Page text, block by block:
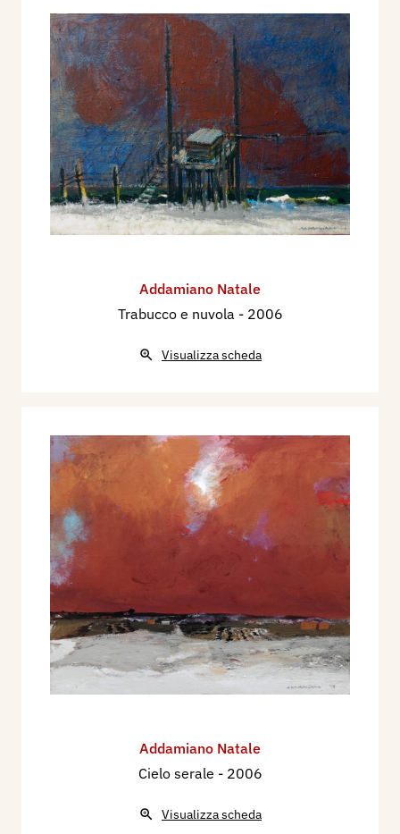
Addamiano Natale
Trabucco e nuvola - 2006
Visualizza scheda
Addamiano Natale
Cielo serale - 2006
Visualizza scheda